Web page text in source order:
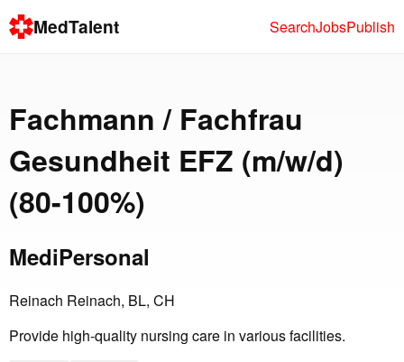
MedTalent SearchJobsPublish
Fachmann / Fachfrau
Gesundheit EFZ (m/w/d)
(80-100%)
MediPersonal
Reinach Reinach, BL, CH
Provide high-quality nursing care in various facilities.